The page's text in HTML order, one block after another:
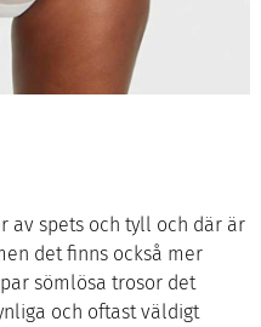
av spets och tyll och där är
det finns också mer
sömlösa trosor det
och oftast väldigt